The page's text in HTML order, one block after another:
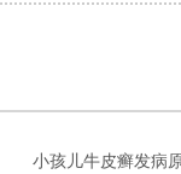
小孩儿牛皮癣发病